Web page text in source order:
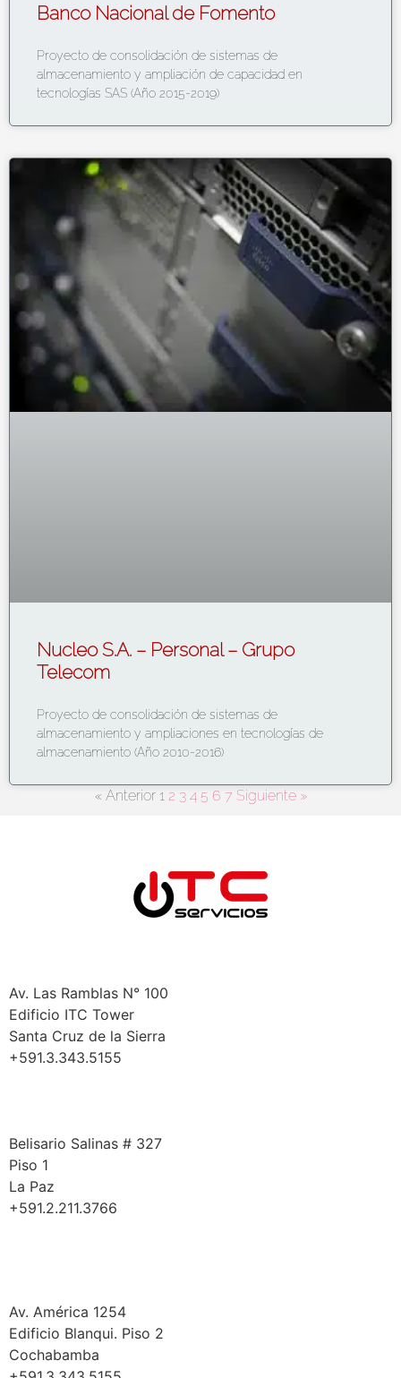
Banco Nacional de Fomento
Proyecto de consolidación de sistemas de
almacenamiento y ampliación de capacidad en
tecnologías SAS (Año 2015-2019)
Nucleo S.A. – Personal – Grupo
Telecom
Proyecto de consolidación de sistemas de
almacenamiento y ampliaciones en tecnologías de
almacenamiento (Año 2010-2016)
« Anterior 1 2 3 4 5 6 7 Siguiente »
Av. Las Ramblas N° 100
Edificio ITC Tower
Santa Cruz de la Sierra
+591.3.343.5155
Belisario Salinas # 327
Piso 1
La Paz
+591.2.211.3766
Av. América 1254
Edificio Blanqui. Piso 2
Cochabamba